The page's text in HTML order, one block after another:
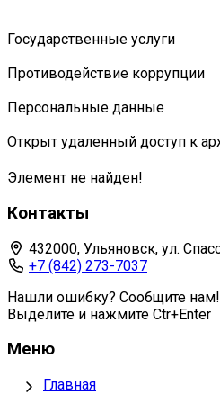
Государственные услуги
Противодействие коррупции
Персональные данные
Открыт удаленный доступ к
Элемент не найден!
Контакты
432000, Ульяновск, ул.
+7 (842) 273-7037
Нашли ошибку? Сообщите нам!
Выделите и нажмите Ctr+Enter
Меню
Главная